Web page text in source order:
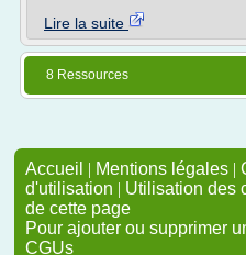
Lire la suite
8 Ressources
Accueil | Mentions légales |
d'utilisation | Utilisation des
de cette page
Pour ajouter ou supprimer
CGUs